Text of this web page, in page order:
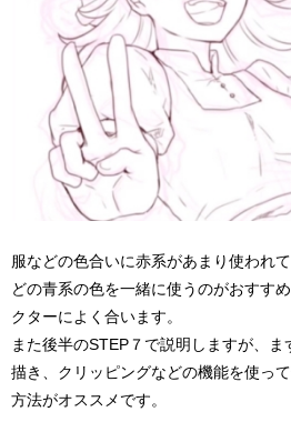
服などの色合いに赤系があまり使われ
どの青系の色を一緒に使うのがおすす
クターによく合います。
また後半のSTEP７で説明しますが、
描き、クリッピングなどの機能を使っ
方法がオススメです。